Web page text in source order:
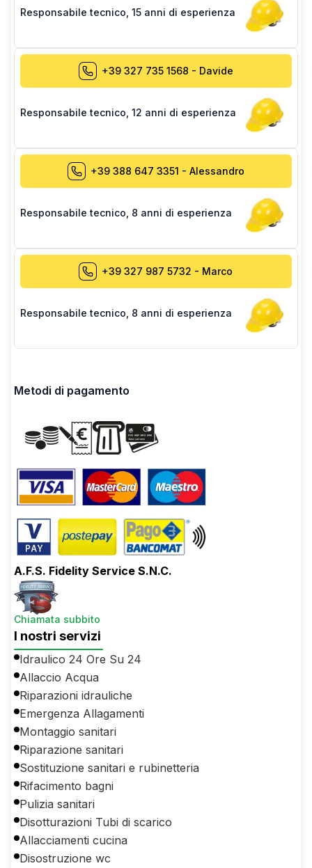
Responsabile tecnico 15 anni di esperienza
+39 327 735 1568 - Davide
Responsabile tecnico 12 anni di esperienza
+39 388 647 3351 - Alessandro
Responsabile tecnico 8 anni di esperienza
+39 327 987 5732 - Marco
Responsabile tecnico 8 anni di esperienza
Metodi di pagamento
A.F.S. Fidelity Service S.N.C.
Chiamata subbito
I nostri servizi
Idraulico 24 Ore Su 24
Allaccio Acqua
Riparazioni idrauliche
Emergenza Allagamenti
Montaggio sanitari
Riparazione sanitari
Sostituzione sanitari e rubinetteria
Rifacimento bagni
Pulizia sanitari
Disotturazioni Tubi di scarico
Allacciamenti cucina
Disostruzione wc